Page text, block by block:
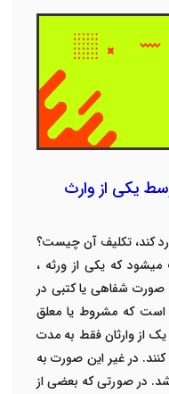
یکی از وارث
رد کند، تکلیف آن چیست؟
میشود که یکی از ورثه ،
صورت شفاهی یا کتبی در
است که مشروط یا معلق
از وارثان فقط به مدت
کنند. در غیر این صورت به
در صورتی که بعضی از